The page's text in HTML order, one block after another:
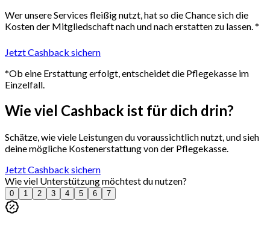
Wer unsere Services fleißig nutzt, hat so die Chance sich die
Kosten der Mitgliedschaft nach und nach erstatten zu lassen. *
Jetzt Cashback sichern
*Ob eine Erstattung erfolgt, entscheidet die Pflegekasse im
Einzelfall.
Wie viel Cashback ist für dich drin?
Schätze, wie viele Leistungen du voraussichtlich nutzt, und sieh
deine mögliche Kostenerstattung von der Pflegekasse.
Jetzt Cashback sichern
Wie viel Unterstützung möchtest du nutzen?
0 1 2 3 4 5 6 7